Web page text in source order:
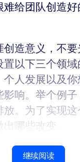
给团队创造
造意义，不
以下三个领域
人发展以及
影响。举个例
。为了实现
哪些改变。
继续阅读